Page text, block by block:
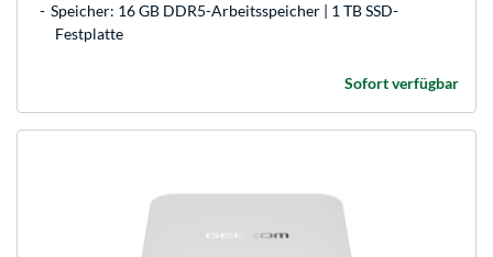
Speicher: 16 GB DDR5-Arbeitsspeicher | 1 TB SSD-
Festplatte
Sofort verfügbar